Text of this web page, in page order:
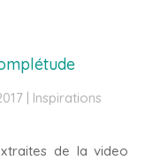
| Inspirations
de la video